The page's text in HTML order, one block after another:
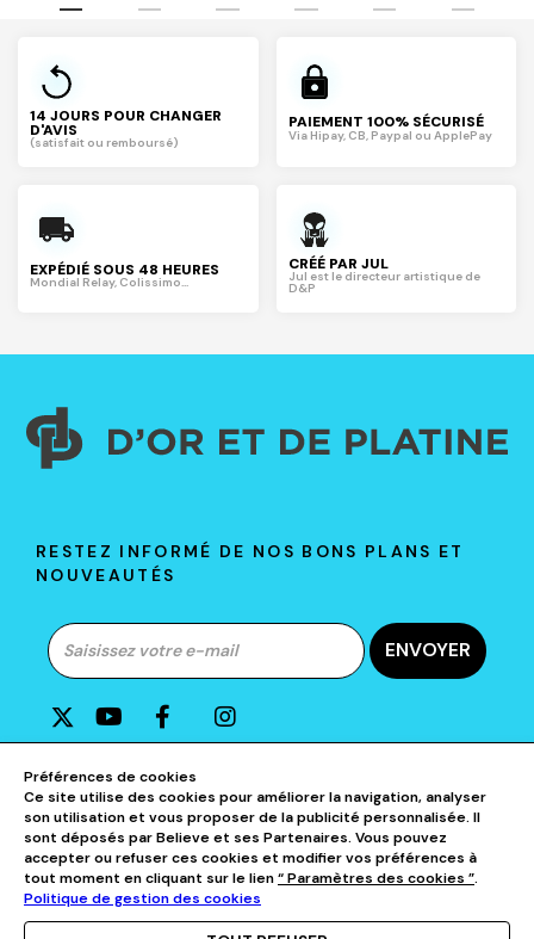
14 JOURS POUR CHANGER
D'AVIS
(satisfait ou remboursé)
PAIEMENT 100% SÉCURISÉ
Via Hipay, CB, Paypal ou ApplePay
EXPÉDIÉ SOUS 48 HEURES
Mondial Relay, Colissimo...
CRÉÉ PAR JUL
Jul est le directeur artistique de
D&P
RESTEZ INFORMÉ DE NOS BONS PLANS ET
NOUVEAUTÉS
ENVOYER
A PROPOS DE D&P
AIDE & CONTACTS
NOS CATÉGORIES
Préférences de cookies
Ce site utilise des cookies pour améliorer la navigation, analyser
son utilisation et vous proposer de la publicité personnalisée. Il
sont déposés par Believe et ses Partenaires. Vous pouvez
accepter ou refuser ces cookies et modifier vos préférences à
tout moment en cliquant sur le lien“ Paramètres des cookies ”.
Politique de gestion des cookies